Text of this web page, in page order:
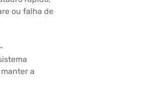
ou falha de
a